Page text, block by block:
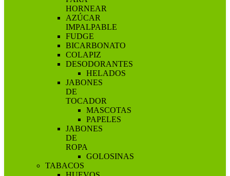
HORNEAR
AZÚCAR
IMPALPABLE
FUDGE
BICARBONATO
COLAPIZ
DESODORANTES
HELADOS
JABONES
DE
TOCADOR
MASCOTAS
PAPELES
JABONES
DE
ROPA
GOLOSINAS
TABACOS